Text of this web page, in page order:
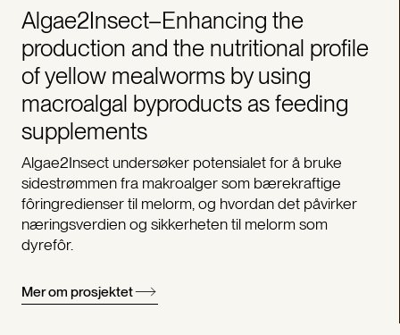
Algae2Insect–Enhancing the
production and the nutritional profile
of yellow mealworms by using
macroalgal byproducts as feeding
supplements
Algae2Insect undersøker potensialet for å bruke
sidestrømmen fra makroalger som bærekraftige
fôringredienser til melorm, og hvordan det påvirker
næringsverdien og sikkerheten til melorm som
dyrefôr.
Mer om prosjektet